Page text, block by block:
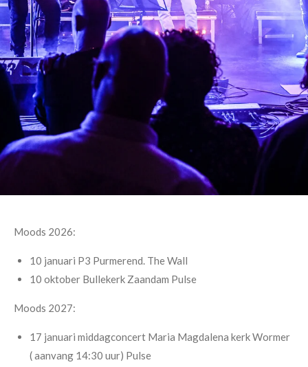
Moods 2026:
10 januari P3 Purmerend. The Wall
10 oktober Bullekerk Zaandam Pulse
Moods 2027:
17 januari middagconcert Maria Magdalena kerk Wormer
( aanvang 14:30 uur) Pulse